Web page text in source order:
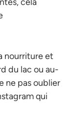
nourriture et
du lac ou au-
ne pas oublier
qui